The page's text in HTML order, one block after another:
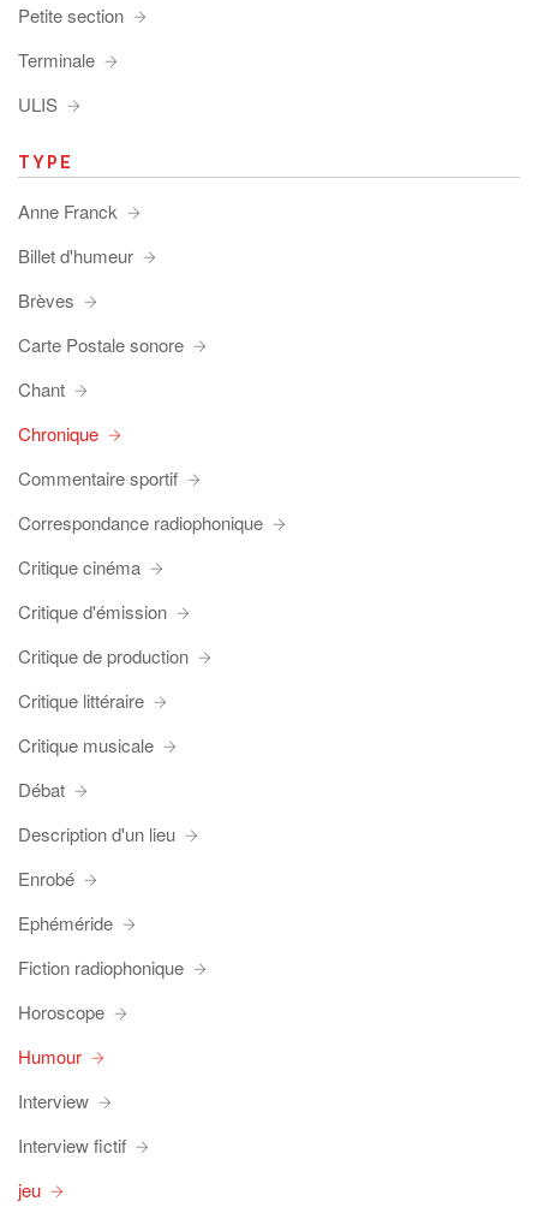
Petite section
Terminale
ULIS
TYPE
Anne Franck
Billet d'humeur
Brèves
Carte Postale sonore
Chant
Chronique
Commentaire sportif
Correspondance radiophonique
Critique cinéma
Critique d'émission
Critique de production
Critique littéraire
Critique musicale
Débat
Description d'un lieu
Enrobé
Ephéméride
Fiction radiophonique
Horoscope
Humour
Interview
Interview fictif
jeu